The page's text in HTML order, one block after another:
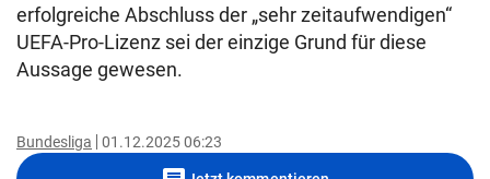
erfolgreiche Abschluss der „sehr zeitaufwendigen“
UEFA-Pro-Lizenz sei der einzige Grund für diese
Aussage gewesen.
Bundesliga 01.12.2025 06:23